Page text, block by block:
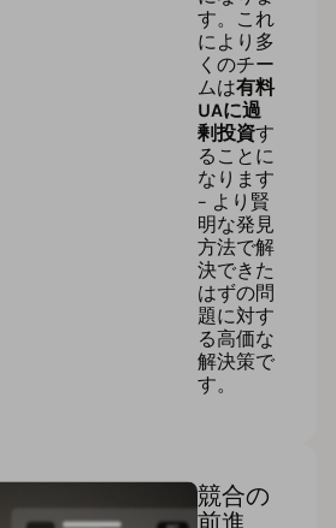
す。これ
により多
くのチー
ムは有料
UAに過
剰投資す
ることに
なります
– より賢
明な発見
方法で解
決できた
はずの問
題に対す
る高価な
解決策で
す。
競合の
前進